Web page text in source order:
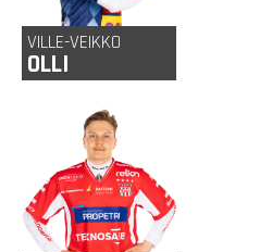
VILLE-VEIKKO
OLLI